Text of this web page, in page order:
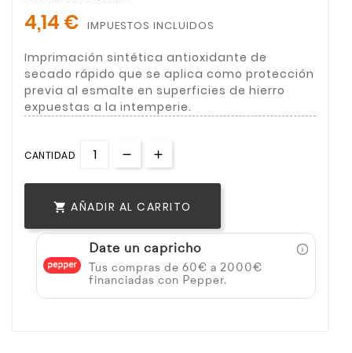
4,14 € IMPUESTOS INCLUIDOS
Imprimación sintética antioxidante de
secado rápido que se aplica como protección
previa al esmalte en superficies de hierro
expuestas a la intemperie.
CANTIDAD
 AÑADIR AL CARRITO
Date un capricho
Tus compras de 60€ a 2000€
financiadas con Pepper.